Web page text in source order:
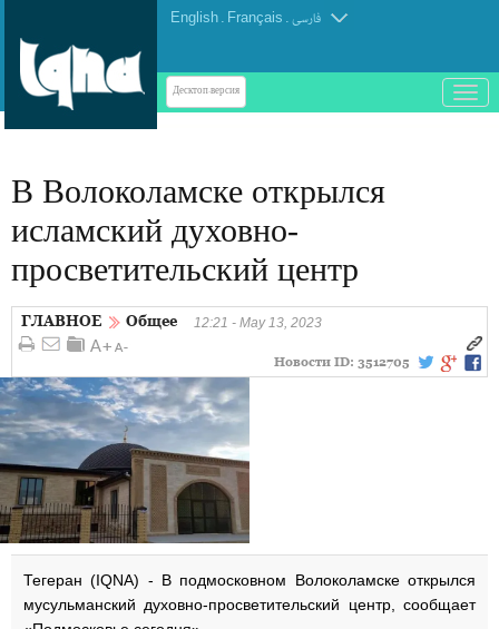
English . Français . فارسی
Десктоп-версия
باز
و
В Волоколамске открылся
исламский духовно-
просветительский центр
ГЛАВНОЕ Общее 12:21 - May 13, 2023
Новости ID: 3512705
Тегеран (IQNA) - В подмосковном Волоколамске открылся
мусульманский духовно-просветительский центр, сообщает